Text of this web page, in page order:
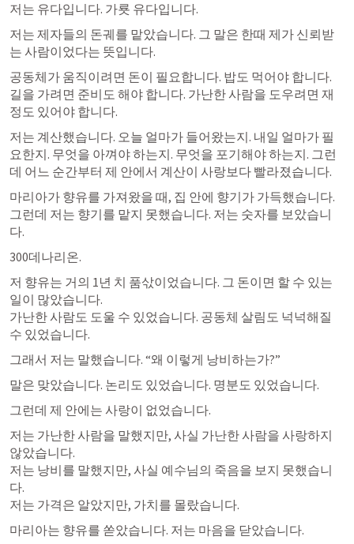
저는 유다입니다. 가룟 유다입니다.
저는 제자들의 돈궤를 맡았습니다. 그 말은 한때 제가 신뢰받
는 사람이었다는 뜻입니다.
공동체가 움직이려면 돈이 필요합니다. 밥도 먹어야 합니다.
길을 가려면 준비도 해야 합니다. 가난한 사람을 도우려면 재
정도 있어야 합니다.
저는 계산했습니다. 오늘 얼마가 들어왔는지. 내일 얼마가 필
요한지. 무엇을 아껴야 하는지. 무엇을 포기해야 하는지. 그런
데 어느 순간부터 제 안에서 계산이 사랑보다 빨라졌습니다.
마리아가 향유를 가져왔을 때, 집 안에 향기가 가득했습니다.
그런데 저는 향기를 맡지 못했습니다. 저는 숫자를 보았습니
다.
300데나리온.
저 향유는 거의 1년 치 품삯이었습니다. 그 돈이면 할 수 있는
일이 많았습니다.
가난한 사람도 도울 수 있었습니다. 공동체 살림도 넉넉해질
수 있었습니다.
그래서 저는 말했습니다. “왜 이렇게 낭비하는가?”
말은 맞았습니다. 논리도 있었습니다. 명분도 있었습니다.
그런데 제 안에는 사랑이 없었습니다.
저는 가난한 사람을 말했지만, 사실 가난한 사람을 사랑하지
않았습니다.
저는 낭비를 말했지만, 사실 예수님의 죽음을 보지 못했습니
다.
저는 가격은 알았지만, 가치를 몰랐습니다.
마리아는 향유를 쏟았습니다. 저는 마음을 닫았습니다.